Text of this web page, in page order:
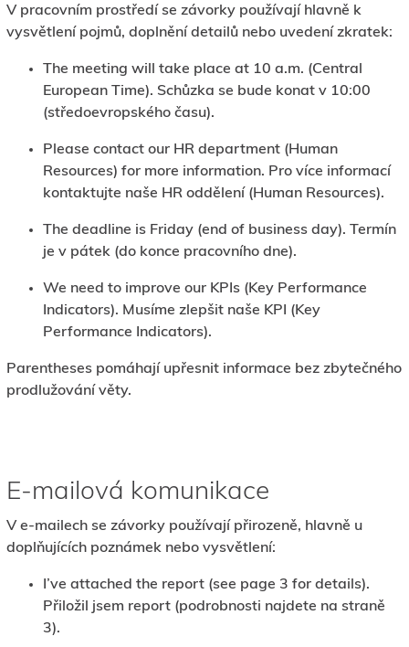
V pracovním prostředí se závorky používají hlavně k
vysvětlení pojmů, doplnění detailů nebo uvedení zkratek:
The meeting will take place at 10 a.m. (Central
European Time). Schůzka se bude konat v 10:00
(středoevropského času).
Please contact our HR department (Human
Resources) for more information. Pro více informací
kontaktujte naše HR oddělení (Human Resources).
The deadline is Friday (end of business day). Termín
je v pátek (do konce pracovního dne).
We need to improve our KPIs (Key Performance
Indicators). Musíme zlepšit naše KPI (Key
Performance Indicators).
Parentheses pomáhají upřesnit informace bez zbytečného
prodlužování věty.
E-mailová komunikace
V e-mailech se závorky používají přirozeně, hlavně u
doplňujících poznámek nebo vysvětlení:
I’ve attached the report (see page 3 for details).
Přiložil jsem report (podrobnosti najdete na straně
3).